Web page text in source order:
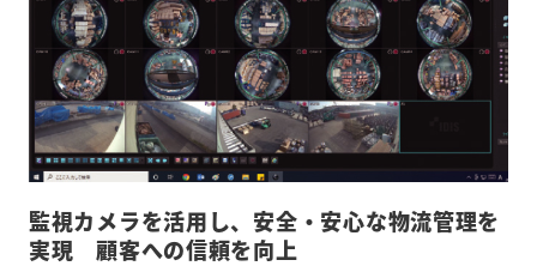
監視カメラを活用し、安全・安心な物流管理を
実現 顧客への信頼を向上